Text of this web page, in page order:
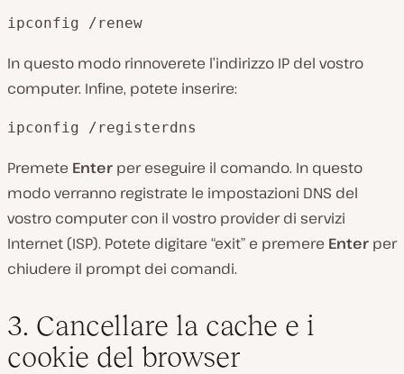
ipconfig /renew
In questo modo rinnoverete l’indirizzo IP del vostro
computer. Infine, potete inserire:
ipconfig /registerdns
Premete Enter per eseguire il comando. In questo
modo verranno registrate le impostazioni DNS del
vostro computer con il vostro provider di servizi
Internet (ISP). Potete digitare “exit” e premere Enter per
chiudere il prompt dei comandi.
3. Cancellare la cache e i
cookie del browser